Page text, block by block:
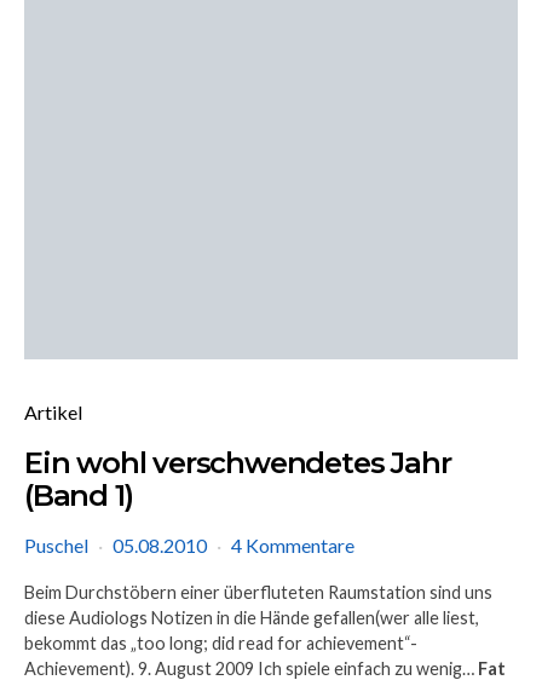
Artikel
Ein wohl verschwendetes Jahr
(Band 1)
Puschel 05.08.2010 4 Kommentare
Beim Durchstöbern einer überfluteten Raumstation sind uns
diese Audiologs Notizen in die Hände gefallen(wer alle liest,
bekommt das „too long; did read for achievement“-
Achievement). 9. August 2009 Ich spiele einfach zu wenig… Fat